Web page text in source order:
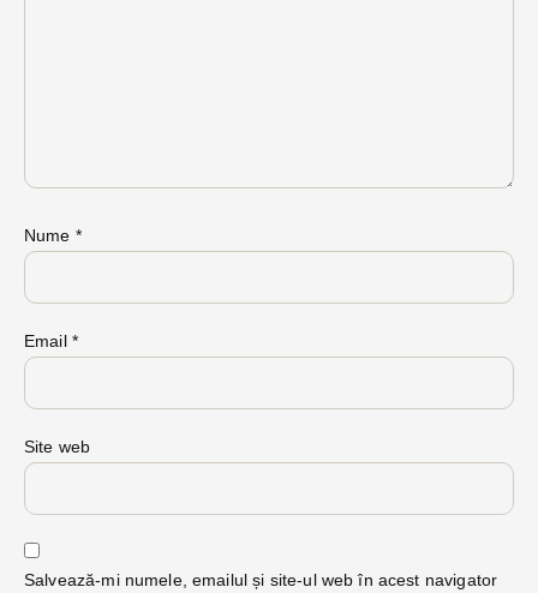
Nume *
Email *
Site web
Salvează-mi numele, emailul și site-ul web în acest navigator